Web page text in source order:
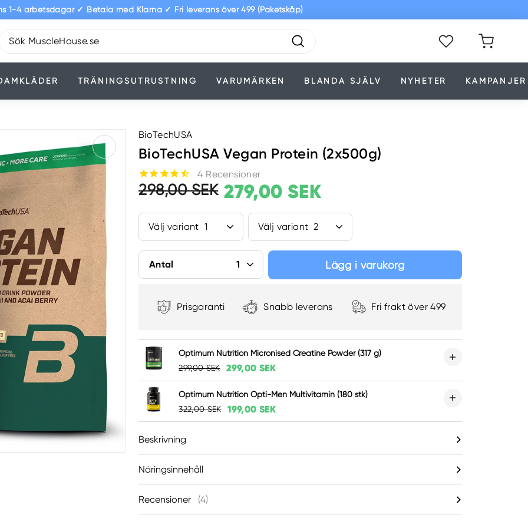
Pause
1-4 arbetsdagar ✓ Betala med Klarna ✓ Fri leverans över 499 (Paketskåp)
Sök
TRÄNINGSUTRUSTNING VARUMÄRKEN BLANDA SJÄLV NYHETER KAMPANJER
BioTechUSA
BioTechUSA Vegan Protein (2x500g)
4
Rek.
försäljningspris
298,00 SEK298,00
Erbjudandepris
279,00 SEK
SEK
Lägg i varukorg
Prisgaranti Snabb leverans Fri frakt över 499
Optimum Nutrition Micronised Creatine Powder (317 g)
299,00 SEK
299,00 SEK
Optimum Nutrition Opti-Men Multivitamin (180 stk)
322,00 SEK
199,00 SEK
Beskrivning
Näringsinnehåll
Recensioner (4)